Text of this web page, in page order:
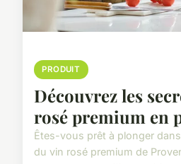
PRODUIT
Découvrez les
rosé premium en
Êtes-vous prêt à plonger
du vin rosé premium de